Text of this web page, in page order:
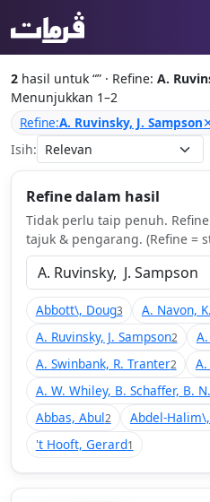
2 hasil untuk “” · Refine: A.
Menunjukkan 1–2
Refine:A. Ruvinsky, J. Sampson
Isih:
Refine dalam hasil
Tidak perlu taip penuh.
tajuk & pengarang. (Refine =
Abbott\, Doug3 A. Navon,
A. Ruvinsky, J. Sampson2
A. Swinbank, R. Tranter2
A. W. Whiley, B. Schaffer, B.
Abbas, Abul2 Abdel-
't Hooft, Gerard1